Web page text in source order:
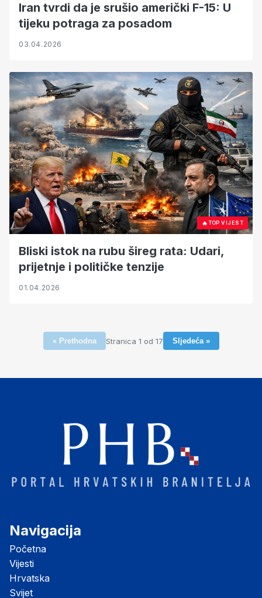
Iran tvrdi da je srušio američki F-15: U
tijeku potraga za posadom
03.04.2026
🔥TOP VIJEST
Bliski istok na rubu šireg rata: Udari,
prijetnje i političke tenzije
01.04.2026
« Prethodna Stranica 1 od 17 Sljedeća »
Navigacija
Početna
Vijesti
Hrvatska
Svijet